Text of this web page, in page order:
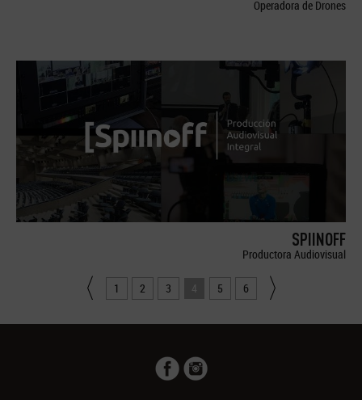
Operadora de Drones
SPIINOFF
Productora Audiovisual
1 2 3 4 5 6